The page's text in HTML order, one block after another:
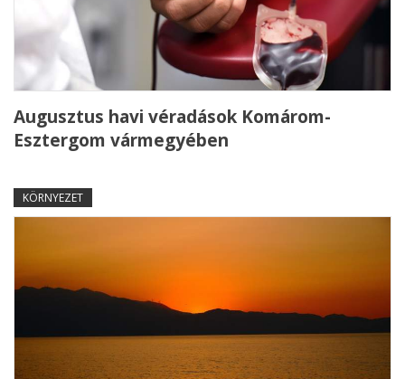
Augusztus havi véradások Komárom-
Esztergom vármegyében
KÖRNYEZET